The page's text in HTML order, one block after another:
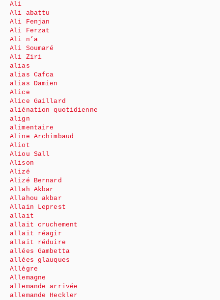
Ali
Ali abattu
Ali Fenjan
Ali Ferzat
Ali n’a
Ali Soumaré
Ali Ziri
alias
alias Cafca
alias Damien
Alice
Alice Gaillard
aliénation quotidienne
align
alimentaire
Aline Archimbaud
Aliot
Aliou Sall
Alison
Alizé
Alizé Bernard
Allah Akbar
Allahou akbar
Allain Leprest
allait
allait cruchement
allait réagir
allait réduire
allées Gambetta
allées glauques
Allègre
Allemagne
allemande arrivée
allemande Heckler